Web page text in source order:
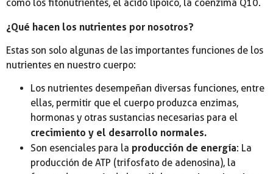
como los fitonutrientes, el ácido lipoico, la coenzima Q10.
¿Qué hacen los nutrientes por nosotros?
Estas son solo algunas de las importantes funciones de los
nutrientes en nuestro cuerpo:
Los nutrientes desempeñan diversas funciones, entre
ellas, permitir que el cuerpo produzca enzimas,
hormonas y otras sustancias necesarias para el
crecimiento y el desarrollo normales.
Son esenciales para la producción de energía: La
producción de ATP (trifosfato de adenosina), la